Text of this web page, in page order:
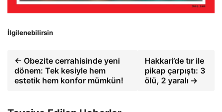
İlgilenebilirsin
← Obezite cerrahisinde yeni
dönem: Tek kesiyle hem
estetik hem konfor mümkün!
Hakkari’de tır ile
pikap çarpıştı: 3
ölü, 2 yaralı →